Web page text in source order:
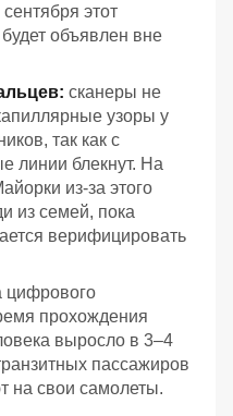
этот
объявлен вне
сканеры не
узоры у
так как с
линии блекнут. На
из-за этого
из семей, пока
верифицировать
цифрового
прохождения
выросло в 3–4
пассажиров
на свои самолеты.